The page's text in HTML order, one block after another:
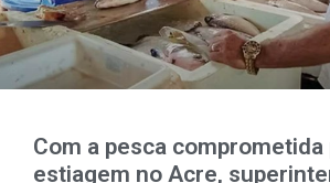
Com a pesca comprometida
estiagem no Acre,